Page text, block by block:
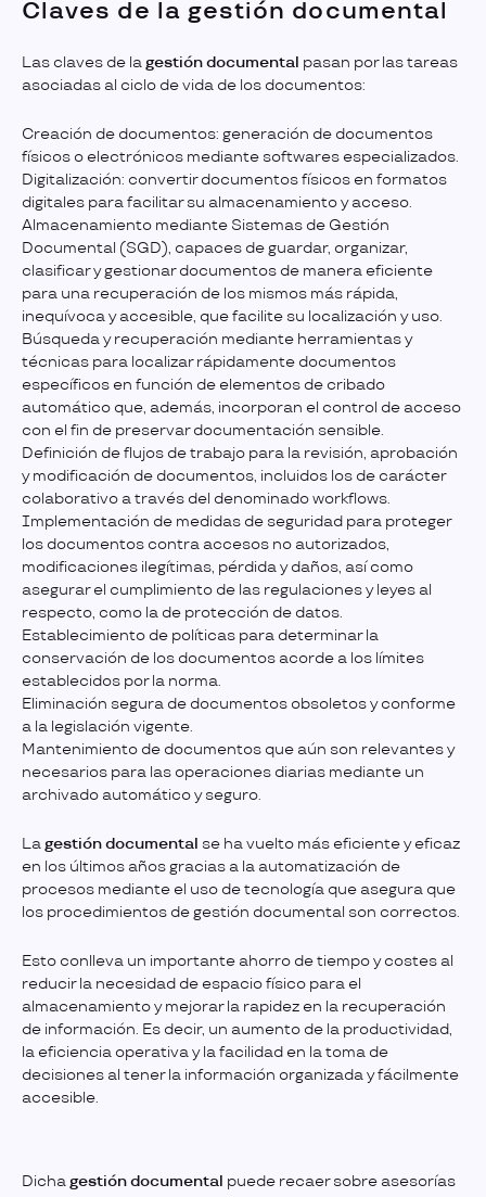
Claves de la gestión documental
Las claves de la gestión documental pasan por las tareas
asociadas al ciclo de vida de los documentos:
Creación de documentos: generación de documentos
físicos o electrónicos mediante softwares especializados.
Digitalización: convertir documentos físicos en formatos
digitales para facilitar su almacenamiento y acceso.
Almacenamiento mediante Sistemas de Gestión
Documental (SGD), capaces de guardar, organizar,
clasificar y gestionar documentos de manera eficiente
para una recuperación de los mismos más rápida,
inequívoca y accesible, que facilite su localización y uso.
Búsqueda y recuperación mediante herramientas y
técnicas para localizar rápidamente documentos
específicos en función de elementos de cribado
automático que, además, incorporan el control de acceso
con el fin de preservar documentación sensible.
Definición de flujos de trabajo para la revisión, aprobación
y modificación de documentos, incluidos los de carácter
colaborativo a través del denominado workflows.
Implementación de medidas de seguridad para proteger
los documentos contra accesos no autorizados,
modificaciones ilegítimas, pérdida y daños, así como
asegurar el cumplimiento de las regulaciones y leyes al
respecto, como la de protección de datos.
Establecimiento de políticas para determinar la
conservación de los documentos acorde a los límites
establecidos por la norma.
Eliminación segura de documentos obsoletos y conforme
a la legislación vigente.
Mantenimiento de documentos que aún son relevantes y
necesarios para las operaciones diarias mediante un
archivado automático y seguro.
La gestión documental se ha vuelto más eficiente y eficaz
en los últimos años gracias a la automatización de
procesos mediante el uso de tecnología que asegura que
los procedimientos de gestión documental son correctos.
Esto conlleva un importante ahorro de tiempo y costes al
reducir la necesidad de espacio físico para el
almacenamiento y mejorar la rapidez en la recuperación
de información. Es decir, un aumento de la productividad,
la eficiencia operativa y la facilidad en la toma de
decisiones al tener la información organizada y fácilmente
accesible.
Dicha gestión documental puede recaer sobre asesorías